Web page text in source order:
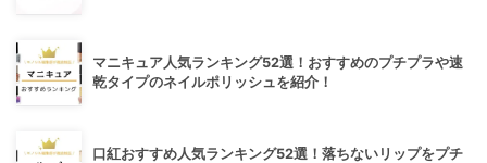
マニキュア人気ランキング52選！おすすめのプチプラや速
乾タイプのネイルポリッシュを紹介！
口紅おすすめ人気ランキング52選！落ちないリップをプチ